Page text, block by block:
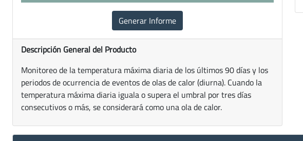
Descripción General del Producto
Monitoreo de la temperatura máxima diaria de los últimos 90 días y los
periodos de ocurrencia de eventos de olas de calor (diurna). Cuando la
temperatura máxima diaria iguala o supera el umbral por tres días
consecutivos o más, se considerará como una ola de calor.